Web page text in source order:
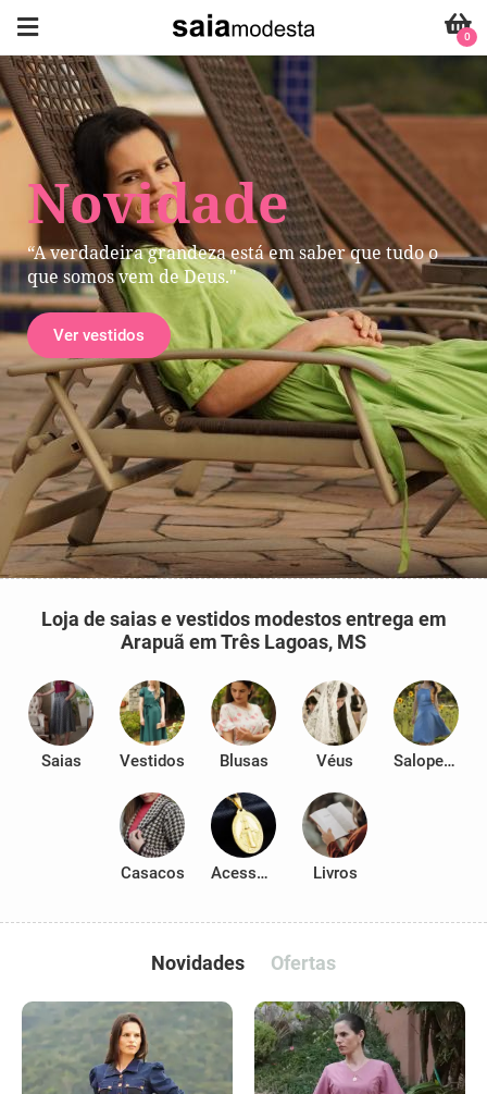
Novidade
“A verdadeira grandeza está em saber que tudo o
que somos vem de Deus."
Ver vestidos
0
Loja de saias e vestidos modestos entrega em
Arapuã em Três Lagoas, MS
Saias Vestidos Blusas Véus Salopetes
Casacos Acessórios Livros
Novidades Ofertas